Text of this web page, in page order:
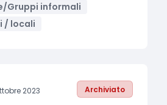
Gruppi informali
/ locali
2023 Archiviato